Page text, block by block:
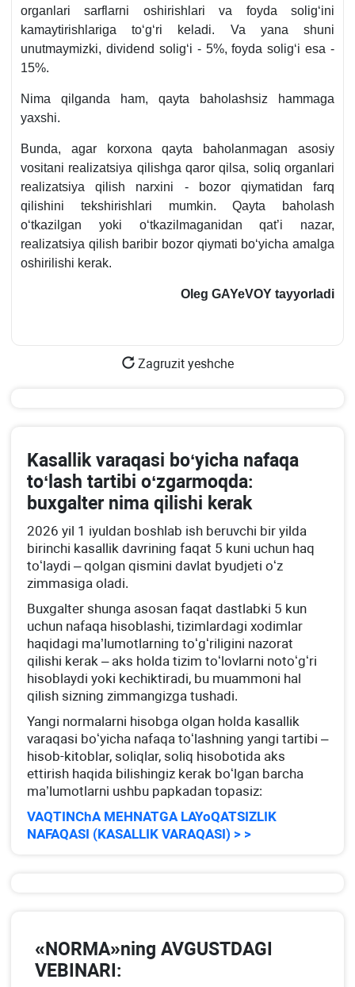
organlari sarflarni oshirishlari va foyda soligʻini
kamaytirishlariga toʻgʻri keladi. Va yana shuni
unutmaymizki, dividend soligʻi - 5%, foyda soligʻi esa -
15%.
Nima qilganda ham, qayta baholashsiz hammaga
yaхshi.
Bunda, agar korхona qayta baholanmagan asosiy
vositani realizatsiya qilishga qaror qilsa, soliq organlari
realizatsiya qilish narхini - bozor qiymatidan farq
qilishini tekshirishlari mumkin. Qayta baholash
oʻtkazilgan yoki oʻtkazilmaganidan qat’i nazar,
realizatsiya qilish baribir bozor qiymati boʻyicha amalga
oshirilishi kerak.
Oleg GAYeVOY tayyorladi
Zagruzit yeshche
Kasallik varaqasi boʻyicha nafaqa
toʻlash tartibi oʻzgarmoqda:
buхgalter nima qilishi kerak
2026 yil 1 iyuldan boshlab ish beruvchi bir yilda
birinchi kasallik davrining faqat 5 kuni uchun haq
toʻlaydi – qolgan qismini davlat byudjeti oʻz
zimmasiga oladi.
Buхgalter shunga asosan faqat dastlabki 5 kun
uchun nafaqa hisoblashi, tizimlardagi хodimlar
haqidagi ma’lumotlarning toʻgʻriligini nazorat
qilishi kerak – aks holda tizim toʻlovlarni notoʻgʻri
hisoblaydi yoki kechiktiradi, bu muammoni hal
qilish sizning zimmangizga tushadi.
Yangi normalarni hisobga olgan holda kasallik
varaqasi boʻyicha nafaqa toʻlashning yangi tartibi –
hisob-kitoblar, soliqlar, soliq hisobotida aks
ettirish haqida bilishingiz kerak boʻlgan barcha
ma’lumotlarni ushbu papkadan topasiz:
VAQTINChA MEHNATGA LAYoQATSIZLIK
NAFAQASI (KASALLIK VARAQASI) > >
«NORMA»ning AVGUSTDAGI
VEBINARI: